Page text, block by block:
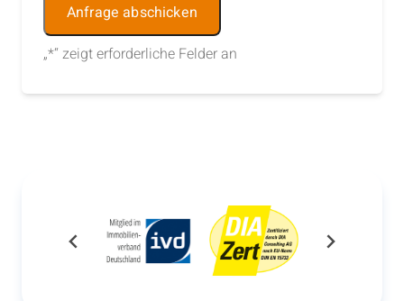
„*“ zeigt erforderliche Felder an